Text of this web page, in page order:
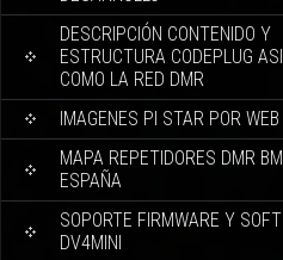
DESCRIPCIÓN CONTENIDO Y
ESTRUCTURA CODEPLUG ASI
COMO LA RED DMR
IMAGENES PI STAR POR WEB
MAPA REPETIDORES DMR BM
ESPAÑA
SOPORTE FIRMWARE Y SOFT
DV4MINI